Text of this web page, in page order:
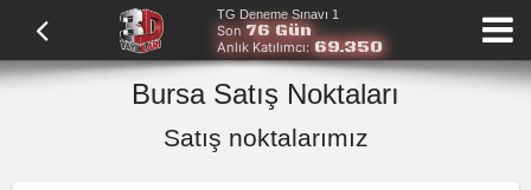
TG Deneme Sınavı 1
Son 76 Gün
Anlık Katılımcı: 69.350
Bursa Satış Noktaları
Satış noktalarımız